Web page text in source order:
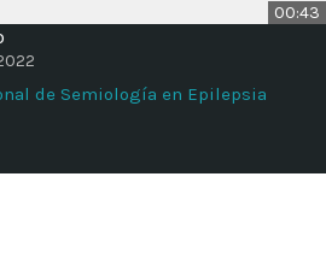
00:43
de Semiología en Epilepsia